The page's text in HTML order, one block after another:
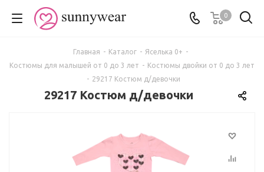
0
Главная - Каталог - Яселька 0+ -
Костюмы для малышей от 0 до 3 лет - Костюмы двойки от 0 до 3 лет
- 29217 Костюм д/девочки
29217 Костюм д/девочки